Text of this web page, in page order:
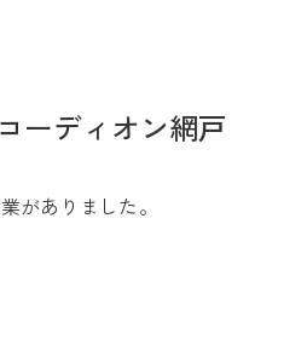
ーディオン網戸
がありました。